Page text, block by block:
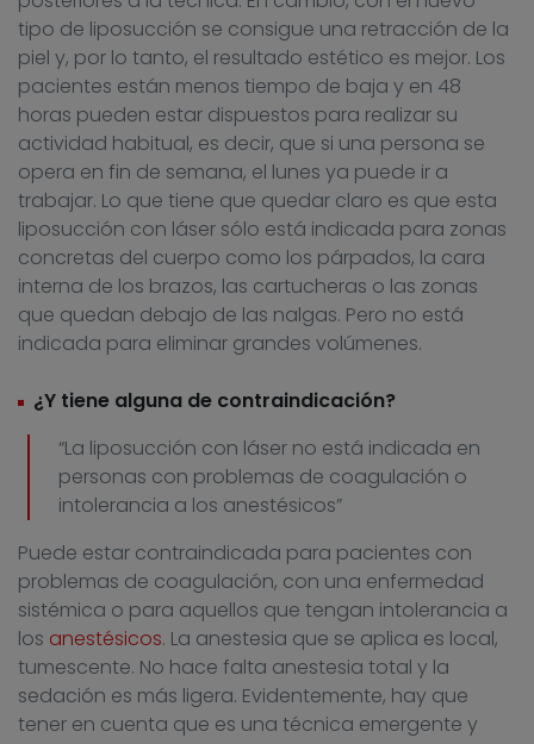
tipo de liposucción se consigue una retracción de la
piel y, por lo tanto, el resultado estético es mejor. Los
pacientes están menos tiempo de baja y en 48
horas pueden estar dispuestos para realizar su
actividad habitual, es decir, que si una persona se
opera en fin de semana, el lunes ya puede ir a
trabajar. Lo que tiene que quedar claro es que esta
liposucción con láser sólo está indicada para zonas
concretas del cuerpo como los párpados, la cara
interna de los brazos, las cartucheras o las zonas
que quedan debajo de las nalgas. Pero no está
indicada para eliminar grandes volúmenes.
¿Y tiene alguna de contraindicación?
“La liposucción con láser no está indicada en
personas con problemas de coagulación o
intolerancia a los anestésicos”
Puede estar contraindicada para pacientes con
problemas de coagulación, con una enfermedad
sistémica o para aquellos que tengan intolerancia a
los anestésicos. La anestesia que se aplica es local,
tumescente. No hace falta anestesia total y la
sedación es más ligera. Evidentemente, hay que
tener en cuenta que es una técnica emergente y